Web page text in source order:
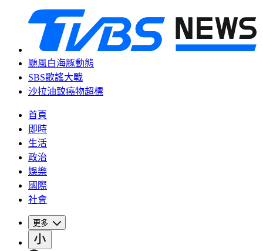
颱風白海豚動態
SBS歌謠大戰
沙拉油致癌物超標
首頁
即時
生活
政治
娛樂
國際
社會
更多